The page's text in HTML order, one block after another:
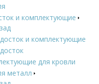
и комплектующие
и комплектующие
для кровли
металл